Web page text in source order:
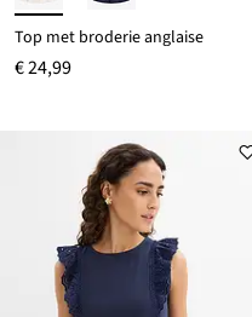
Top met broderie anglaise
€ 24,99